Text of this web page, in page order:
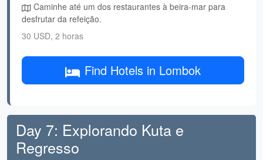
Caminhe até um dos restaurantes à beira-mar para
desfrutar da refeição.
30 USD, 2 horas
Find Hotels in Lombok
Day 7: Explorando Kuta e
Regresso